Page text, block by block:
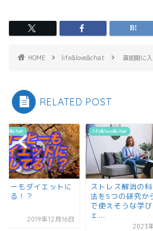
HOME life&love&chat 直前期に
RELATED POST
ヒーもダイエットに
てる！？
2019年12月16日
life&love&chat
ストレス解消の
法を5つの研究か
で使えそうな学
ェ...
2023